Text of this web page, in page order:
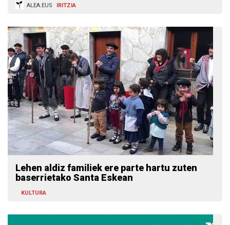
ALEA.EUS IRITZIA
Lehen aldiz familiek ere parte hartu zuten
baserrietako Santa Eskean
KULTURA